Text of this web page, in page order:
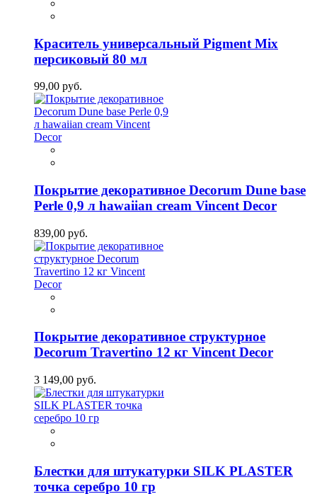
Краситель универсальный Pigment Mix
персиковый 80 мл
99,00 руб.
Покрытие декоративное Decorum Dune base
Perle 0,9 л hawaiian cream Vincent Decor
839,00 руб.
Покрытие декоративное структурное
Decorum Travertino 12 кг Vincent Decor
3 149,00 руб.
Блестки для штукатурки SILK PLASTER
точка серебро 10 гр